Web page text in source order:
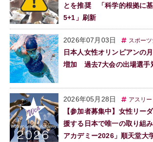
とを推奨 「科学的根拠に
5+1」刷新
2026年07月03日 スポー
日本人女性オリンピアンの
増加 過去7大会の出場選手
2026年05月28日 アスリー
【参加者募集中】女性リー
援する日本で唯一の取り組
アカデミー2026」順天堂大